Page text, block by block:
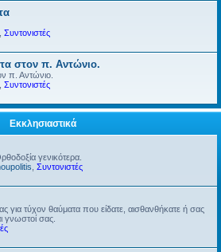
Συντονιστές
στον π. Αντώνιο.
π. Αντώνιο.
Συντονιστές
Εκκλησιαστικά
γενικότερα.
Συντονιστές
για τύχον θαύματα που είδατε, αισθανθήκατε ή σας
γνωστοί σας.